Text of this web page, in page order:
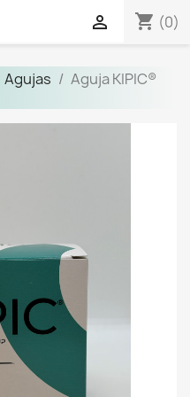
shopping_cart (0)

Agujas
Aguja KIPIC®